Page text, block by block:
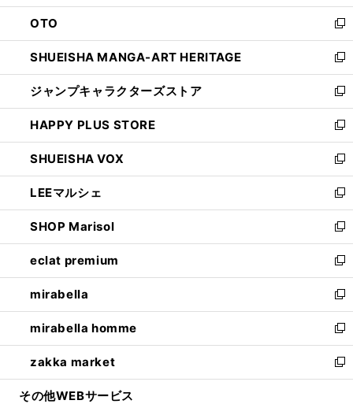
ウ
で
開
く
ン
ド
ウ
で
開
く
OTO
新
し
い
ウ
ィ
ン
ド
ウ
で
開
く
SHUEISHA MANGA-ART HERITAGE
新
し
い
ウ
ィ
ン
ド
ウ
で
開
く
ジャンプキャラクターズストア
新
し
い
ウ
ィ
ン
ド
ウ
で
開
く
HAPPY PLUS STORE
新
し
い
ウ
ィ
ン
ド
ウ
で
開
く
SHUEISHA VOX
新
し
い
ウ
ィ
ン
ド
ウ
で
開
く
LEEマルシェ
新
し
い
ウ
ィ
ン
ド
ウ
で
開
く
SHOP Marisol
新
し
い
ウ
ィ
ン
ド
ウ
で
開
eclat premium
新
し
い
ウ
ィ
ン
ド
ウ
mirabella
新
し
い
ウ
ィ
ン
mirabella homme
新
し
い
ウ
zakka market
新
し
その他WEBサービス